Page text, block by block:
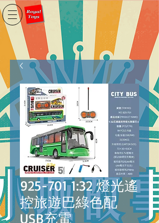
925-701 1:32 燈光遙
控旅遊巴綠色配
USB充電